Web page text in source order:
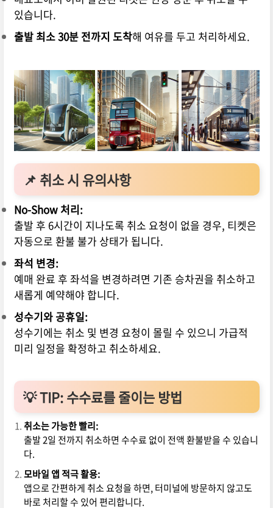
있습니다.
출발 최소 30분 전까지 도착해 여유를 두고 처리하세요.
📌 취소 시 유의사항
No-Show 처리:
출발 후 6시간이 지나도록 취소 요청이 없을 경우, 티켓은
자동으로 환불 불가 상태가 됩니다.
좌석 변경:
예매 완료 후 좌석을 변경하려면 기존 승차권을 취소하고
새롭게 예약해야 합니다.
성수기와 공휴일:
성수기에는 취소 및 변경 요청이 몰릴 수 있으니 가급적
미리 일정을 확정하고 취소하세요.
💡 TIP: 수수료를 줄이는 방법
취소는 가능한 빨리:
출발 2일 전까지 취소하면 수수료 없이 전액 환불받을 수 있습니
다.
모바일 앱 적극 활용:
앱으로 간편하게 취소 요청을 하면, 터미널에 방문하지 않고도
바로 처리할 수 있어 편리합니다.